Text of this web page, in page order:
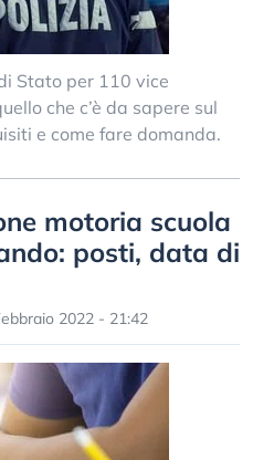
Stato per 110 vice
che c’è da sapere sul
e come fare domanda.
motoria scuola
posti, data di
2022 - 21:42